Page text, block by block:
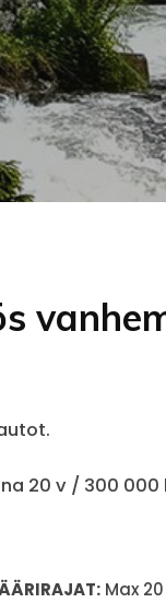
20 v / 300 000
Max